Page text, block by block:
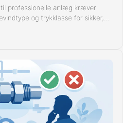
professionelle anlæg kræver
og trykklasse for sikker,